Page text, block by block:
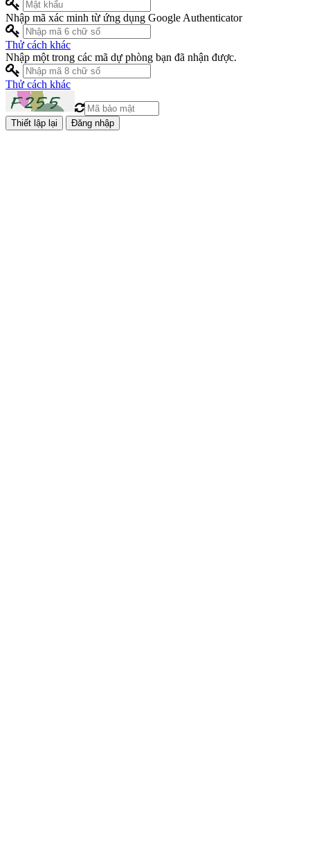
Nhập mã xác minh từ ứng dụng Google Authenticator
Thử cách khác
Nhập một trong các mã dự phòng bạn đã nhận được.
Thử cách khác
Đăng nhập